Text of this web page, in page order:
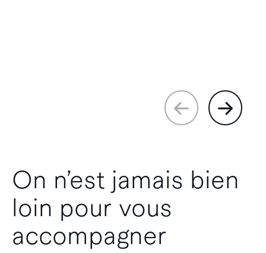
On n’est jamais bien
loin pour vous
accompagner